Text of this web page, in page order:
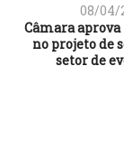
08/04/
Câmara
no projeto de
setor de